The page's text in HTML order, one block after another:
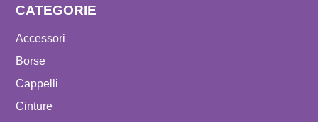
CATEGORIE
Accessori
Borse
Cappelli
Cinture